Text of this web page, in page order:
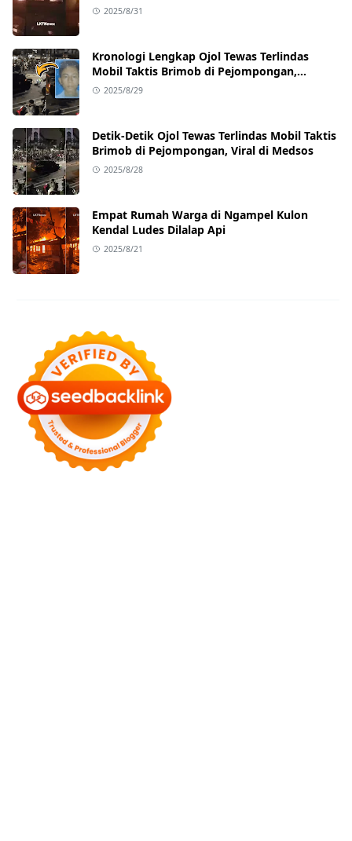
2025/8/31
Kronologi Lengkap Ojol Tewas Terlindas
Mobil Taktis Brimob di Pejompongan,
Ternyata Sedang Antar Orderan
2025/8/29
Detik-Detik Ojol Tewas Terlindas Mobil Taktis
Brimob di Pejompongan, Viral di Medsos
2025/8/28
Empat Rumah Warga di Ngampel Kulon
Kendal Ludes Dilalap Api
2025/8/21